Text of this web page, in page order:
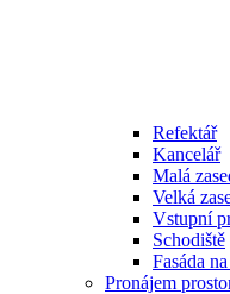
Refektář
Kancelář
Malá
Velká
Vstupní
Schodiště
Fasáda
Pronájem